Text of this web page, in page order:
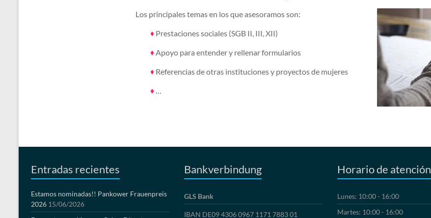
Los principales temas en los que asesoramos son:
♦ Prestaciones sociales (SGB II, III, XII)
♦Apoyo para entender y rellenar formularios
♦ Referencias de otras instituciones y proyectos de mujeres
♦ …
Entradas recientes
Estamos nominadas!! Pankower Frauenpreis
2026 15/06/2026
Bankverbindung
GLS Bank
IBAN DE09 4306 0967 1171 7883 01
Horario de atención
Lunes: 10:00 - 16:00
Martes: 10:00 - 16:00